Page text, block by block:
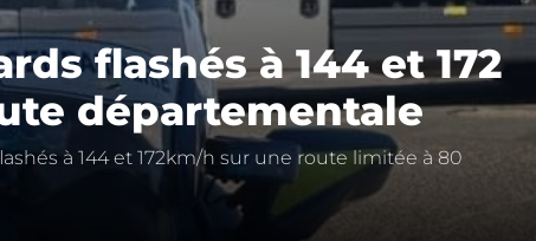
flashés à 144 et 172
départementale
à 144 et 172km/h sur une route limitée à 80